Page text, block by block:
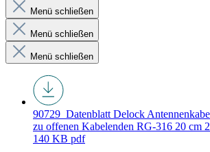
Menü schließen
Menü schließen
Menü schließen
90729_Datenblatt Delock
zu offenen Kabelenden RG-316 20 cm
140 KB pdf